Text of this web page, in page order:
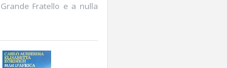
Fratello e a nulla